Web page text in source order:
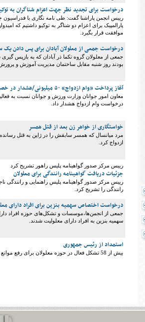
درخواست برای تجدید نظر جهت اعزام شناگران به
رییس انجمن پاراشنا گفت: طی نامه نگاری با فدراسیون
پارالمپیک برای اعزام دو شناگر به توکیو داشتیم که
موافقت قرار بگیرد.
درخواست جمعی از معلولان آبادان برای پس دادن یک
جمعی از معلولان گروه تکما ذر آبادان که به بازپس
بودند روز شنبه مقابل ساختمان مدیریت آموزش و پرورش
آغاز پرداخت «وام ازدواج» ۵۰ میلیونی/هشدار در خصوص سایت‌های غیرقانونی ثبت درخواست «وام»
معاون امور جوانان وزارت ورزش و جوانان نسبت به
درخواست وام ازدواج هشدار داد.
خواستگاری از خواهر زن بعد از قتل همسر
مرد میانسال که همسر سابقش را در ژاپن به قتل
ازدواج کرد.
رییس مرکز صدور گواهینامه پلیس راهور تشریح کرد
جزئیات دریافت گواهینامه‌ رانندگی برای معلولان
رییس مرکز صدور گواهینامه پلیس راهنمایی و رانندگی
رانندگی را تشریح کرد.
درخواست اختصاص سهمیه بنزین برای افراد دارای
جمعی از انجمن‌ها،موسسات و تشکل‌های حوزه افراد
سهمیه بنزین به افراد دارای معلولیت شدند.
استمداد از رئیس جمهوری
بیش از 58 تشکل فعال در حوزه معلولان برای رفع موانع تبعیض‌آمیز آزمون استخدامی به دکتر روحانی نامه نوشتند